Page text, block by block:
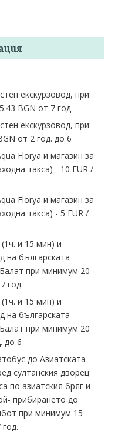
екскурзовод, при
BGN от 7 год.
екскурзовод, при
от 2 год. до 6
Florya и магазин за
такса) - 10 EUR ∕
Florya и магазин за
такса) - 5 EUR ∕
и 15 мин) и
на българската
при минимум 20
год.
и 15 мин) и
на българската
при минимум 20
до 6
до Азиатската
султанския дворец
по азиатския бряг и
прибирането до
при минимум 15